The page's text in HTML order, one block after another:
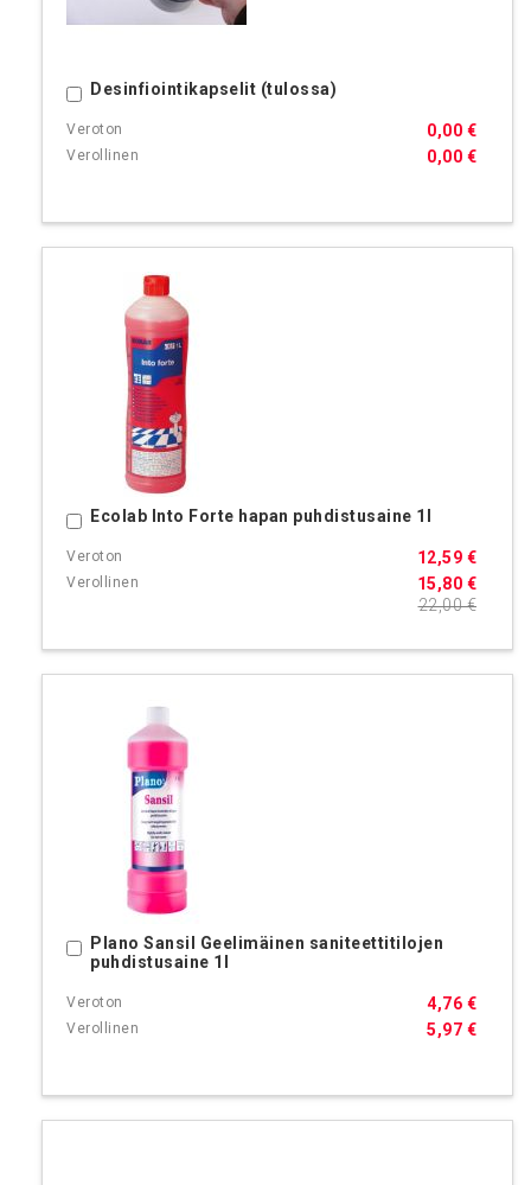
Desinfiointikapselit (tulossa)
0,00 €
0,00 €
Ostoskoriin
Ecolab Into Forte hapan puhdistusaine 1l
15,80 €
12,59 €
22,00 €
Ostoskoriin
Plano Sansil Geelimäinen saniteettitilojen
puhdistusaine 1l
5,97 €
4,76 €
Ostoskoriin